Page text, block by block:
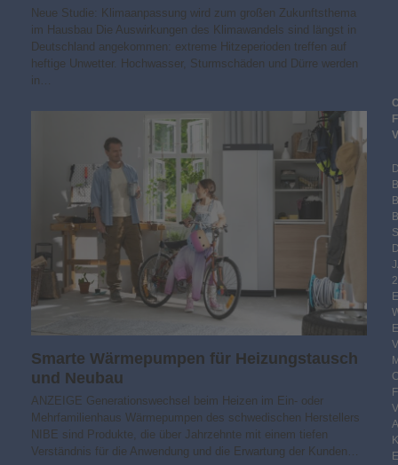
Neue Studie: Klimaanpassung wird zum großen Zukunftsthema
im Hausbau Die Auswirkungen des Klimawandels sind längst in
Deutschland angekommen: extreme Hitzeperioden treffen auf
heftige Unwetter. Hochwasser, Sturmschäden und Dürre werden
in…
Smarte Wärmepumpen für Heizungstausch
und Neubau
ANZEIGE Generationswechsel beim Heizen im Ein- oder
Mehrfamilienhaus Wärmepumpen des schwedischen Herstellers
NIBE sind Produkte, die über Jahrzehnte mit einem tiefen
Verständnis für die Anwendung und die Erwartung der Kunden…